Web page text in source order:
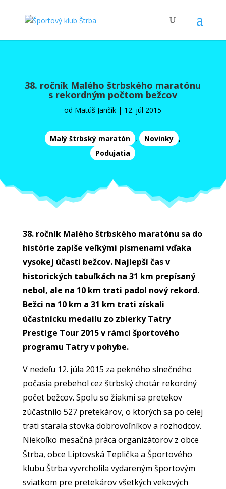
38. ročník Malého štrbského maratónu
s rekordným počtom bežcov
od Matúš Jančík | 12. júl 2015
Malý štrbský maratón , Novinky ,
Podujatia
38. ročník Malého štrbského maratónu sa do
histórie zapíše veľkými písmenami vďaka
vysokej účasti bežcov. Najlepší čas v
historických tabuľkách na 31 km prepísaný
nebol, ale na 10 km trati padol nový rekord.
Bežci na 10 km a 31 km trati získali
účastnícku medailu zo zbierky Tatry
Prestige Tour 2015 v rámci športového
programu Tatry v pohybe.
V nedeľu 12. júla 2015 za pekného slnečného
počasia prebehol cez štrbský chotár rekordný
počet bežcov. Spolu so žiakmi sa pretekov
zúčastnilo 527 pretekárov, o ktorých sa po celej
trati starala stovka dobrovoľníkov a rozhodcov.
Niekoľko mesačná práca organizátorov z obce
Štrba, obce Liptovská Teplička a Športového
klubu Štrba vyvrcholila vydareným športovým
sviatkom pre pretekárov všetkých vekových